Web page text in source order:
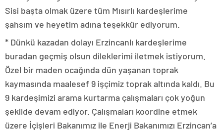
Sisi başta olmak üzere tüm Mısırlı kardeşlerime
şahsım ve heyetim adına teşekkür ediyorum.
* Dünkü kazadan dolayı Erzincanlı kardeşlerime
buradan geçmiş olsun dileklerimi iletmek istiyorum.
Özel bir maden ocağında dün yaşanan toprak
kaymasında maalesef 9 işçimiz toprak altında kaldı. Bu
9 kardeşimizi arama kurtarma çalışmaları çok yoğun
şekilde devam ediyor. Çalışmaları koordine etmek
üzere İçişleri Bakanımız ile Enerji Bakanımızı Erzincan’a